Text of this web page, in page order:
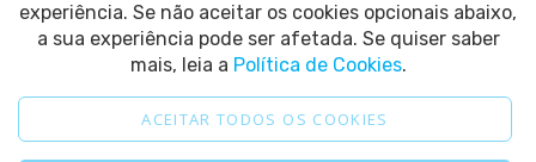
2025 © Papagaio sem Penas. Todos os direitos reservados.
experiência. Se não aceitar os cookies opcionais abaixo,
a sua experiência pode ser afetada. Se quiser saber
mais, leia a Política de Cookies.
ACEITAR TODOS OS COOKIES